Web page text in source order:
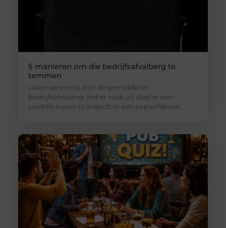
5 manieren om die bedrijfsafvalberg te
temmen
Laten we eerlijk zijn: de gemiddelde
bedrijfscontainer ziet er vaak uit alsof er een
confetti-kanon is ontploft in een papierfabriek.